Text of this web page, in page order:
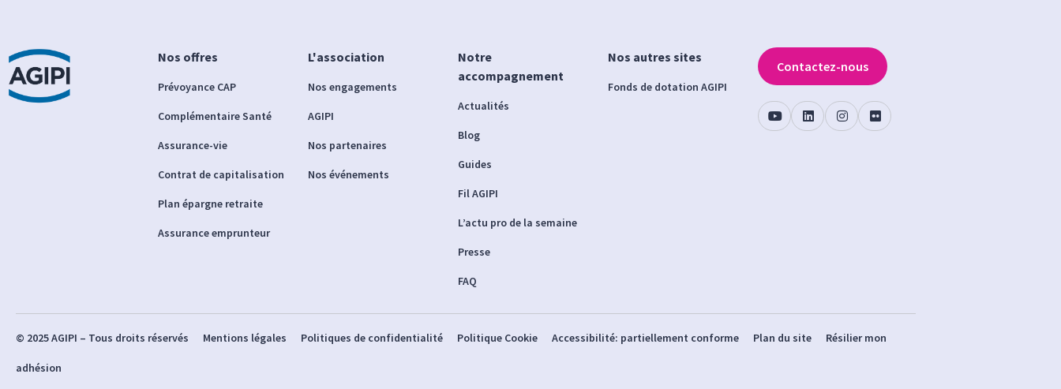
Nos offres
Prévoyance CAP
Complémentaire Santé
Assurance-vie
Contrat de capitalisation
Plan épargne retraite
Assurance emprunteur
L'association
Nos engagements
AGIPI
Nos partenaires
Nos événements
Notre
accompagnement
Actualités
Blog
Guides
Fil AGIPI
L’actu pro de la semaine
Presse
FAQ
Nos autres sites
Fonds de dotation AGIPI
Contactez-nous
© 2025 AGIPI – Tous droits réservés Mentions légales Politiques de confidentialité Politique Cookie Accessibilité: partiellement conforme Plan du site Résilier mon
adhésion